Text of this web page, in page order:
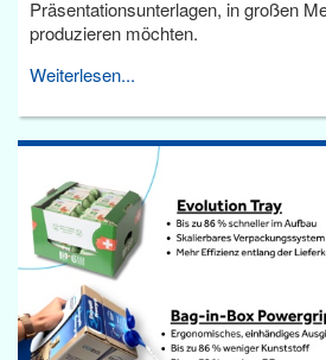
Präsentationsunterlagen, in großen
produzieren möchten.
Weiterlesen...